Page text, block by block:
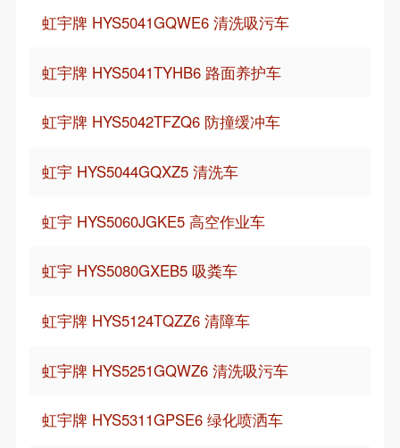
虹宇牌 HYS5041GQWE6 清洗吸污车
虹宇牌 HYS5041TYHB6 路面养护车
虹宇牌 HYS5042TFZQ6 防撞缓冲车
虹宇 HYS5044GQXZ5 清洗车
虹宇 HYS5060JGKE5 高空作业车
虹宇 HYS5080GXEB5 吸粪车
虹宇牌 HYS5124TQZZ6 清障车
虹宇牌 HYS5251GQWZ6 清洗吸污车
虹宇牌 HYS5311GPSE6 绿化喷洒车